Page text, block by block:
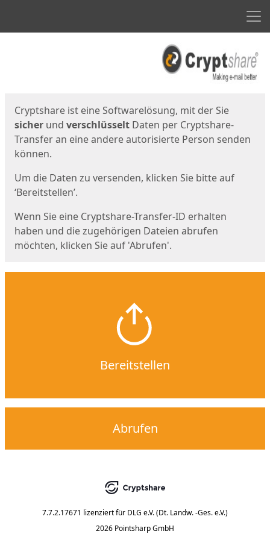
Cryptshare ist eine Softwarelösung, mit der Sie
sicher und verschlüsselt Daten per Cryptshare-
Transfer an eine andere autorisierte Person senden
können.
Um die Daten zu versenden, klicken Sie bitte auf
‘Bereitstellen’.
Wenn Sie eine Cryptshare-Transfer-ID erhalten
haben und die zugehörigen Dateien abrufen
möchten, klicken Sie auf 'Abrufen'.
Bereitstellen
Abrufen
7.7.2.17671 lizenziert für DLG e.V. (Dt. Landw. -Ges. e.V.)
2026 Pointsharp GmbH